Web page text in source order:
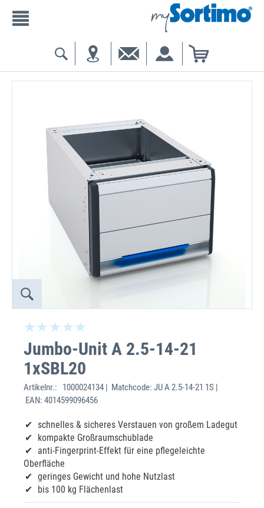
Jumbo-Unit A 2.5-14-21
1xSBL20
Artikelnr.:
1000024134 | Matchcode: JU A 2.5-14-21 1S |
EAN: 4014599096456
schnelles & sicheres Verstauen von großem Ladegut
kompakte Großraumschublade
anti-Fingerprint-Effekt für eine pflegeleichte
Oberfläche
geringes Gewicht und hohe Nutzlast
bis 100 kg Flächenlast